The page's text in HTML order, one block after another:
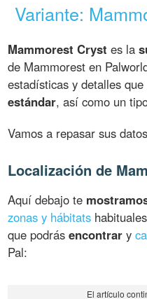
Variante:
Mammorest Cryst es la
de Mammorest en
estadísticas y detalles que
estándar, así como un
Vamos a repasar sus
Localización de
Aquí debajo te
zonas y hábitats
que podrásencontrar y
Pal: